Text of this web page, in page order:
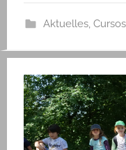
Aktuelles, Cursos